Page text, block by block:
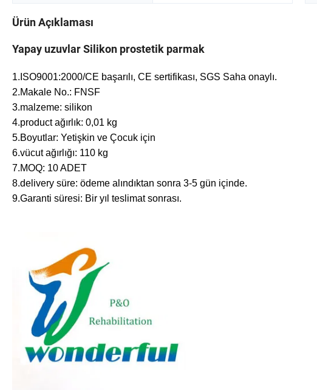
Ürün Açıklaması
Yapay uzuvlar Silikon prostetik parmak
1.ISO9001:2000/CE başarılı, CE sertifikası, SGS Saha onaylı.
2.Makale No.: FNSF
3.malzeme: silikon
4.product ağırlık: 0,01 kg
5.Boyutlar: Yetişkin ve Çocuk için
6.vücut ağırlığı: 110 kg
7.MOQ: 10 ADET
8.delivery süre: ödeme alındıktan sonra 3-5 gün içinde.
9.Garanti süresi: Bir yıl teslimat sonrası.